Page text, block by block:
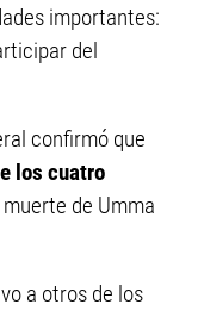
importantes:
del
confirmó que
los cuatro
de Umma
a otros de los